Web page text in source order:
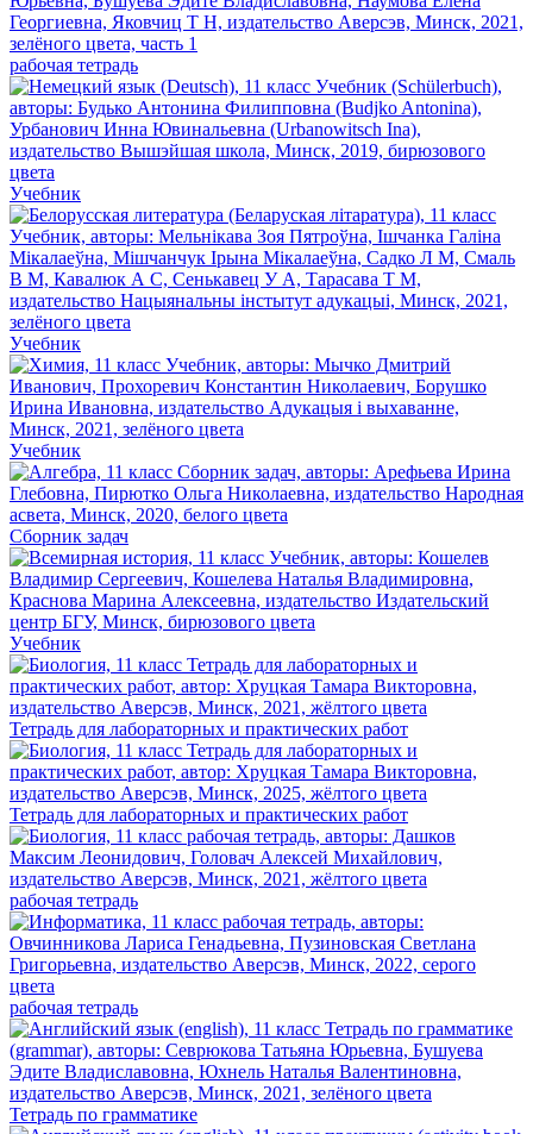
рабочая тетрадь
Учебник
Учебник
Учебник
Сборник задач
Учебник
Тетрадь для лабораторных и практических работ
Тетрадь для лабораторных и практических работ
рабочая тетрадь
рабочая тетрадь
Тетрадь по грамматике